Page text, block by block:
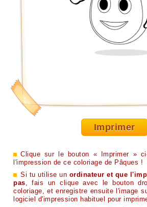
Imprimer
Clique sur le bouton « Imprimer »
l'impression de ce coloriage de Pâques !
Si tu utilise un ordinateur et que
pas, fais un clique avec le bouton
coloriage, et enregistre ensuite l'image
logiciel d'impression habituel pour